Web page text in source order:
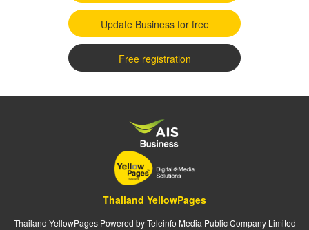
Update Business for free
Free registration
Thailand YellowPages
Thailand YellowPages Powered by Teleinfo Media Public Company Limited